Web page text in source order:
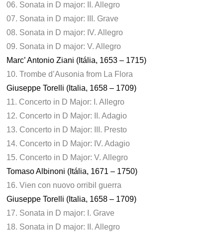
06. Sonata in D major: II. Allegro
07. Sonata in D major: III. Grave
08. Sonata in D major: IV. Allegro
09. Sonata in D major: V. Allegro
Marc’ Antonio Ziani (Itália, 1653 – 1715)
10. Trombe d’Ausonia from La Flora
Giuseppe Torelli (Italia, 1658 – 1709)
11. Concerto in D Major: I. Allegro
12. Concerto in D Major: II. Adagio
13. Concerto in D Major: III. Presto
14. Concerto in D Major: IV. Adagio
15. Concerto in D Major: V. Allegro
Tomaso Albinoni (Itália, 1671 – 1750)
16. Vien con nuovo orribil guerra
Giuseppe Torelli (Italia, 1658 – 1709)
17. Sonata in D major: I. Grave
18. Sonata in D major: II. Allegro